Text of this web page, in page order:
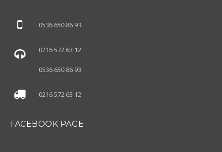
0536 650 86 93
0216 572 63 12
0536 650 86 93
0216 572 63 12
FACEBOOK PAGE